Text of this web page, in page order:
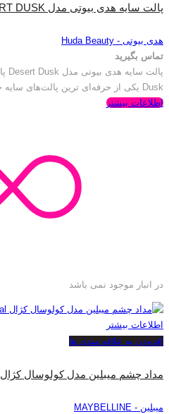
پالت سایه هدی بیوتی مدل DESERT DUSK
هدی بیوتی - Huda Beauty
تماس بگیرید
Dusk یکی از حرفه‌ای ترین پالت‌های سایه چشم به شمار می‌رود که...
اطلاعات بیشتر
در انبار موجود نمی باشد
اطلاعات بیشتر
افزودن به علاقه مندی ها
مداد چشم میبلین مدل کولوسال کژال COLOSSAL KAJAL
میبلین - MAYBELLINE